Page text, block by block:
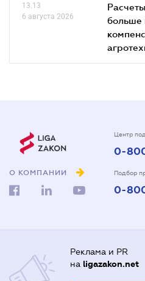
13.13
6 августа 2026
больше
О КОМПАНИИ
Центр
0-
Подбор
0-
Реклама и PR
на ligazakon.net